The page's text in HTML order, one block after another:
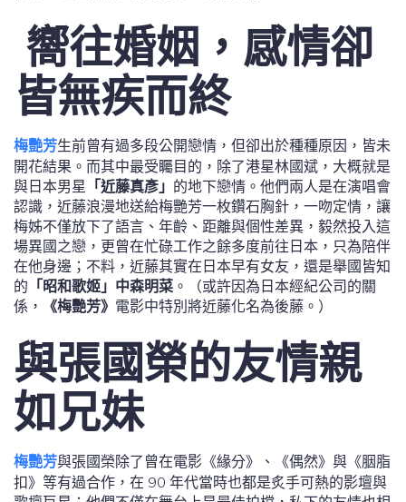
嚮往婚姻，感情卻
皆無疾而終
梅艷芳生前曾有過多段公開戀情，但卻出於種種原因，皆未
開花結果。而其中最受矚目的，除了港星林國斌，大概就是
與日本男星 「近藤真彥」 的地下戀情。他們兩人是在演唱會
認識，近藤浪漫地送給梅艷芳一枚鑽石胸針，一吻定情，讓
梅姊不僅放下了語言、年齡、距離與個性差異，毅然投入這
場異國之戀，更曾在忙碌工作之餘多度前往日本，只為陪伴
在他身邊；不料，近藤其實在日本早有女友，還是舉國皆知
的 「昭和歌姬」中森明菜 。（或許因為日本經紀公司的關
係，
《梅艷芳》 電影中特別將近藤化名為後藤。）
與張國榮的友情親
如兄妹
梅艷芳與張國榮除了曾在電影《緣分》、《偶然》與《胭脂
扣》等有過合作，在 90 年代當時也都是炙手可熱的影壇與